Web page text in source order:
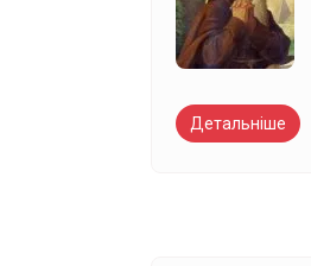
Детальніше